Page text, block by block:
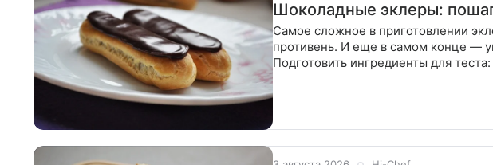
Шоколадные эклеры:
Самое сложное в приготовлении
противень. И еще в самом конце —
Подготовить ингредиенты для